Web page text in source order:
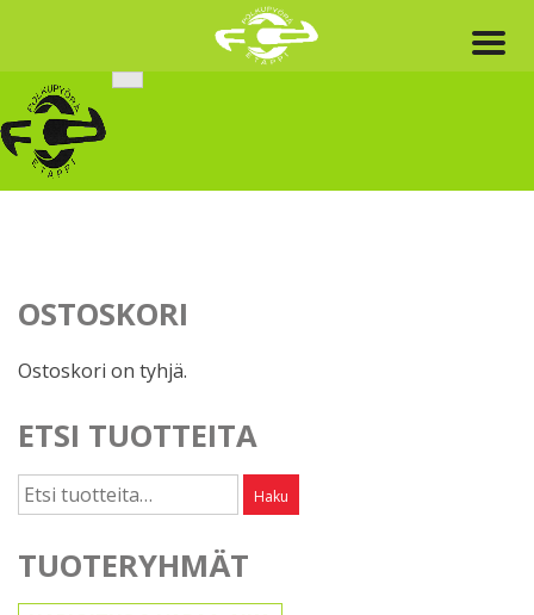
content
OSTOSKORI
Ostoskori on tyhjä.
ETSI TUOTTEITA
Etsi: Haku
TUOTERYHMÄT